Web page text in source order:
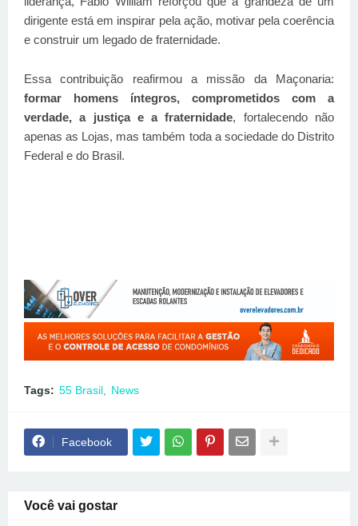
dirigente está em inspirar pela ação, motivar pela coerência
e construir um legado de fraternidade.
Essa contribuição reafirmou a missão da Maçonaria:
formar homens íntegros, comprometidos com a
verdade, a justiça e a fraternidade, fortalecendo não
apenas as Lojas, mas também toda a sociedade do Distrito
Federal e do Brasil.
Tags: 55 Brasil News
Facebook
Você vai gostar